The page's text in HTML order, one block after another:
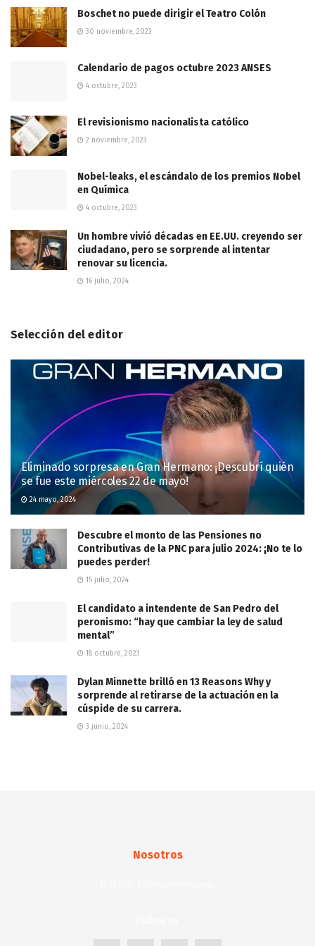
Boschet no puede dirigir el Teatro Colón
30 noviembre, 2023
Calendario de pagos octubre 2023 ANSES
4 octubre, 2023
El revisionismo nacionalista católico
2 noviembre, 2023
Nobel-leaks, el escándalo de los premios Nobel
en Química
4 octubre, 2023
Un hombre vivió décadas en EE.UU. creyendo ser
ciudadano, pero se sorprende al intentar
renovar su licencia.
16 julio, 2024
Selección del editor
Eliminado sorpresa en Gran Hermano: ¡Descubrí quién
se fue este miércoles 22 de mayo!
24 mayo, 2024
Descubre el monto de las Pensiones no
Contributivas de la PNC para julio 2024: ¡No te lo
puedes perder!
15 julio, 2024
El candidato a intendente de San Pedro del
peronismo: “hay que cambiar la ley de salud
mental”
18 octubre, 2023
Dylan Minnette brilló en 13 Reasons Why y
sorprende al retirarse de la actuación en la
cúspide de su carrera.
3 junio, 2024
Nosotros